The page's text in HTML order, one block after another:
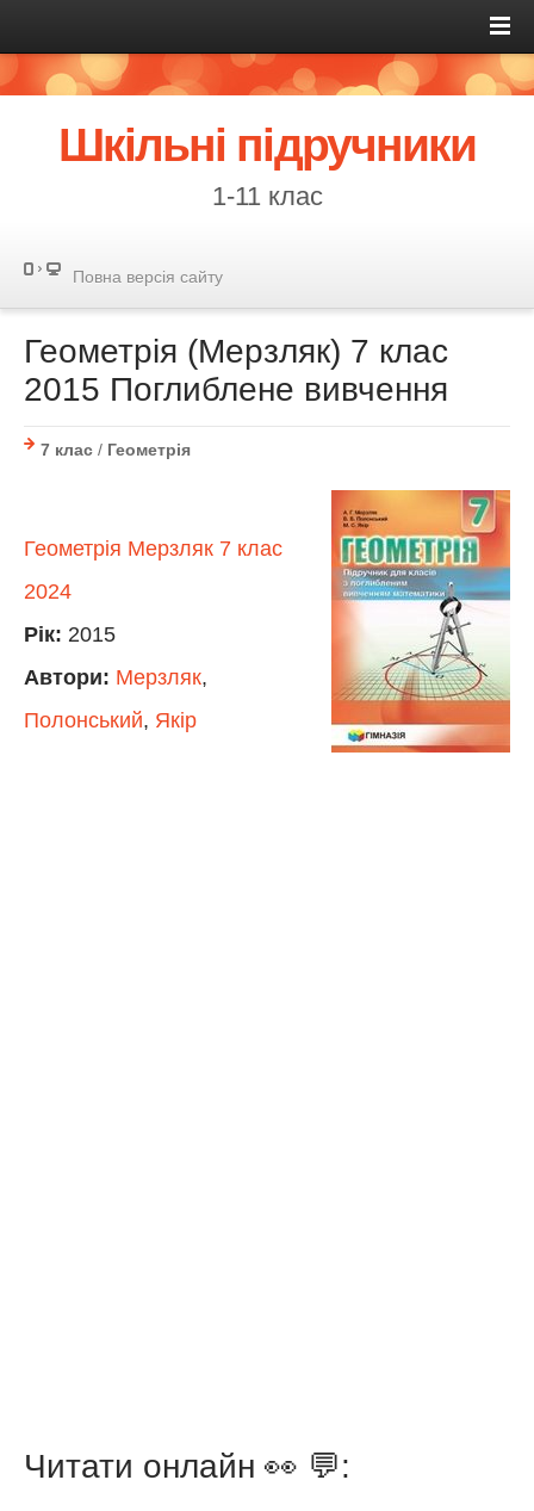
Шкільні підручники
1-11 клас
Повна версія сайту
Геометрія (Мерзляк) 7 клас
2015 Поглиблене вивчення
7 клас / Геометрія
Геометрія Мерзляк 7 клас
2024
Рік: 2015
Автори: Мерзляк,
Полонський, Якір
Читати онлайн 👀 💬: